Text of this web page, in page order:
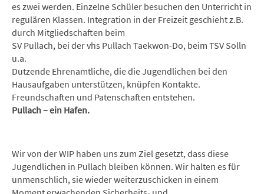
es zwei werden. Einzelne Schüler besuchen den Unterricht in
regulären Klassen. Integration in der Freizeit geschieht z.B.
durch Mitgliedschaften beim
SV Pullach, bei der vhs Pullach Taekwon-Do, beim TSV Solln
u.a.
Dutzende Ehrenamtliche, die die Jugendlichen bei den
Hausaufgaben unterstützen, knüpfen Kontakte.
Freundschaften und Patenschaften entstehen.
Pullach – ein Hafen.
Wir von der WIP haben uns zum Ziel gesetzt, dass diese
Jugendlichen in Pullach bleiben können. Wir halten es für
unmenschlich, sie wieder weiterzuschicken in einem